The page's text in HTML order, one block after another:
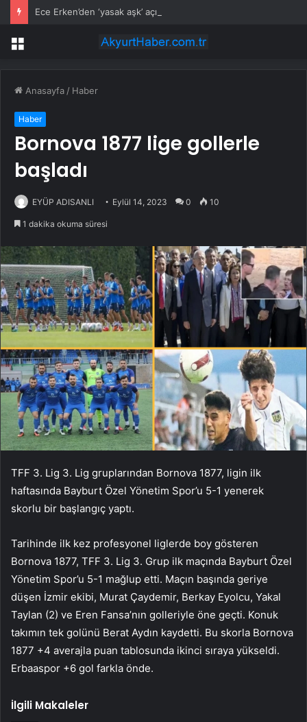
Menü
Anasayfa / Haber
Haber
Bornova 1877 lige gollerle
başladı
EYÜP ADISANLI Eylül 14, 2023 0 10
1 dakika okuma süresi
TFF 3. Lig 3. Lig gruplarından Bornova 1877, ligin ilk
haftasında Bayburt Özel Yönetim Spor’u 5-1 yenerek
skorlu bir başlangıç ​​yaptı.
Tarihinde ilk kez profesyonel liglerde boy gösteren
Bornova 1877, TFF 3. Lig 3. Grup ilk maçında Bayburt Özel
Yönetim Spor’u 5-1 mağlup etti. Maçın başında geriye
düşen İzmir ekibi, Murat Çaydemir, Berkay Eyolcu, Yakal
Taylan (2) ve Eren Fansa’nın golleriyle öne geçti. Konuk
takımın tek golünü Berat Aydın kaydetti. Bu skorla Bornova
1877 +4 averajla puan tablosunda ikinci sıraya yükseldi.
Erbaaspor +6 gol farkla önde.
İlgili Makaleler